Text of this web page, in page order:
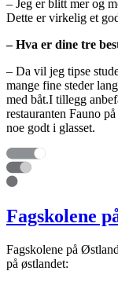
– Jeg er blitt mer og
Dette er virkelig et
– Hva er dine tre
– Da vil jeg tipse
mange fine steder
med båt.I tillegg
restauranten Fauno
noe godt i glasset.
Fagskolene
Fagskolene på
på østlandet: